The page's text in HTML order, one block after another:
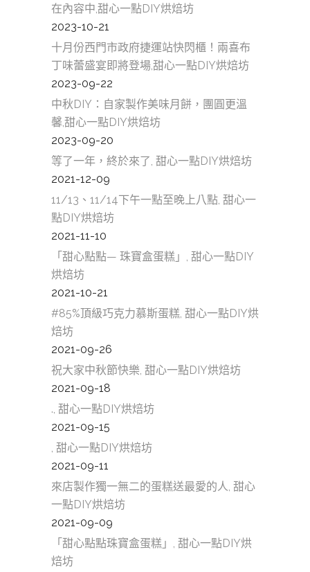
在內容中,甜心一點DIY烘焙坊
2023-10-21
十月份西門市政府捷運站快閃櫃！兩喜布
丁味蕾盛宴即將登場,甜心一點DIY烘焙坊
2023-09-22
中秋DIY：自家製作美味月餅，團圓更溫
馨,甜心一點DIY烘焙坊
2023-09-20
等了一年，終於來了, 甜心一點DIY烘焙坊
2021-12-09
11/13、11/14下午一點至晚上八點, 甜心一
點DIY烘焙坊
2021-11-10
「甜心點點— 珠寶盒蛋糕」, 甜心一點DIY
烘焙坊
2021-10-21
#85%頂級巧克力慕斯蛋糕, 甜心一點DIY烘
焙坊
2021-09-26
祝大家中秋節快樂, 甜心一點DIY烘焙坊
2021-09-18
., 甜心一點DIY烘焙坊
2021-09-15
, 甜心一點DIY烘焙坊
2021-09-11
來店製作獨一無二的蛋糕送最愛的人, 甜心
一點DIY烘焙坊
2021-09-09
「甜心點點珠寶盒蛋糕」, 甜心一點DIY烘
焙坊